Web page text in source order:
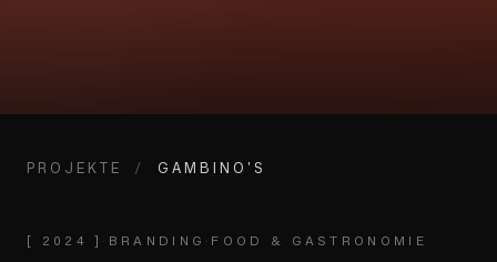
PROJEKTE / GAMBINO'S
[ 2024 ] BRANDING FOOD & GASTRONOMIE